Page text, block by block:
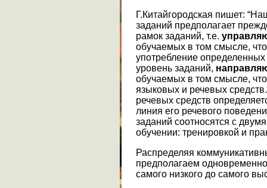
Г.Китайгородская пишет:
заданий предполагает
рамок заданий, т.е.
обучаемых в том смысле,
употребление
уровень заданий, направ
обучаемых в том смысле,
языковых и речевых
речевых средств
линия его речевого
заданий соотносятся с
обучении: тренировкой и
Распределяя
предполагаем
самого низкого до самого